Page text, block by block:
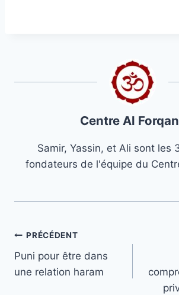
Centre Al
Samir, Yassin, et Ali sont les
fondateurs de l'équipe du
Navigation
de
PRÉCÉDENT
Puni pour être dans
une relation haram